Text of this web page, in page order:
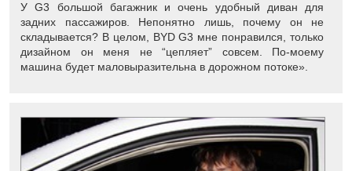
У G3 большой багажник и очень удобный диван для
задних пассажиров. Непонятно лишь, почему он не
складывается? В целом, BYD G3 мне понравился, только
дизайном он меня не “цепляет” совсем. По-моему
машина будет маловыразительна в дорожном потоке».